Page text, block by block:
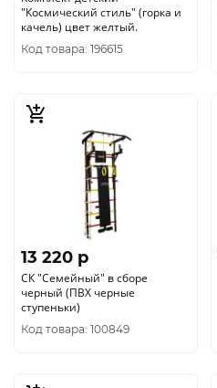
"Космический стиль" (горка и
качель) цвет желтый.
Код товара: 196615
13 220 p
СК "Семейный" в сборе
черный (ПВХ черные
ступеньки)
Код товара: 100849